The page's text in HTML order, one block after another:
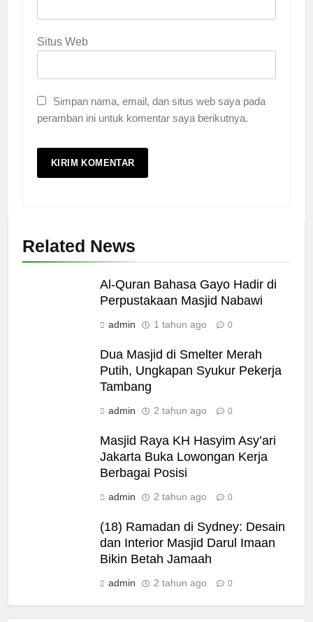
Situs Web
Simpan nama, email, dan situs web saya pada
peramban ini untuk komentar saya berikutnya.
Related News
Al-Quran Bahasa Gayo Hadir di
Perpustakaan Masjid Nabawi
admin 1 tahun ago 0
Dua Masjid di Smelter Merah
Putih, Ungkapan Syukur Pekerja
Tambang
admin 2 tahun ago 0
Masjid Raya KH Hasyim Asy’ari
Jakarta Buka Lowongan Kerja
Berbagai Posisi
admin 2 tahun ago 0
(18) Ramadan di Sydney: Desain
dan Interior Masjid Darul Imaan
Bikin Betah Jamaah
admin 2 tahun ago 0